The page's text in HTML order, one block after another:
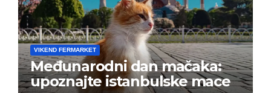
VIKEND FERMARKET
Međunarodni dan mačaka:
upoznajte istanbulske mace